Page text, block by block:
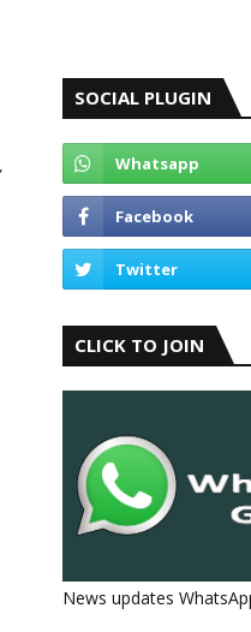
SOCIAL PLUGIN
CLICK TO JOIN
News updates